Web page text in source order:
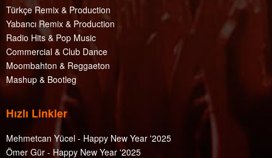
Türkçe Remix & Production
Yabancı Remix & Production
Radio Hits & Pop Music
Commercial & Club Dance
Moombahton & Reggaeton
Mashup & Bootleg
Hızlı Linkler
Mehmetcan Yücel - Happy New Year '2025
Ömer Gür - Happy New Year '2025